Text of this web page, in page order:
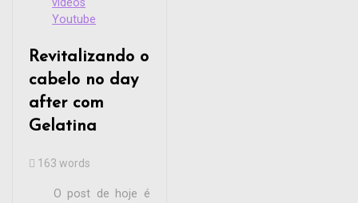
videos
Youtube
Revitalizando o
cabelo no day
after com
Gelatina
163 words
O post de hoje é